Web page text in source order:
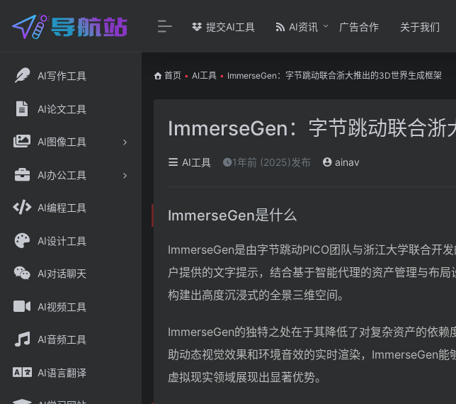
AI写作工具
AI论文工具
AI图像工具
AI办公工具
AI编程工具
AI设计工具
AI对话聊天
AI视频工具
AI音频工具
AI语言翻译
提交AI工具 AI资讯 广告合作 关于我们
首页 • AI工具 • ImmerseGen：字节跳动联合浙大推出的3D世界生成框架
ImmerseGen：字节跳动联合浙
AI工具 1年前 (2025)发布 ainav
ImmerseGen是什么
ImmerseGen是由字节跳动PICO团队与浙江大学联合开
户提供的文字提示，结合基于智能代理的资产管理与布
构建出高度沉浸式的全景三维空间。
ImmerseGen的独特之处在于其降低了对复杂资产的依
助动态视觉效果和环境音效的实时渲染，ImmerseGen
虚拟现实领域展现出显著优势。